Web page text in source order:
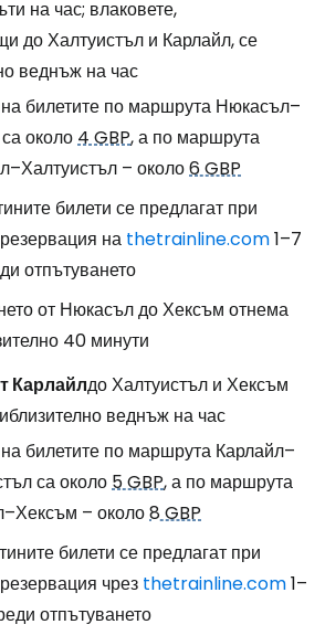
на час; влаковете,
до Халтуистъл и Карлайл, се
веднъж на час
билетите по маршрута Нюкасъл–
около 4 GBP, а по маршрута
– около6 GBP
билети се предлагат при
на thetrainline.com1–7
отпътуването
от Нюкасъл до Хексъм отнема
40 минути
Карлайлдо Халтуистъл и Хексъм
веднъж на час
билетите по маршрута Карлайл–
са около 5 GBP, а по маршрута
– около8 GBP
билети се предлагат при
чрез thetrainline.com1–
отпътуването